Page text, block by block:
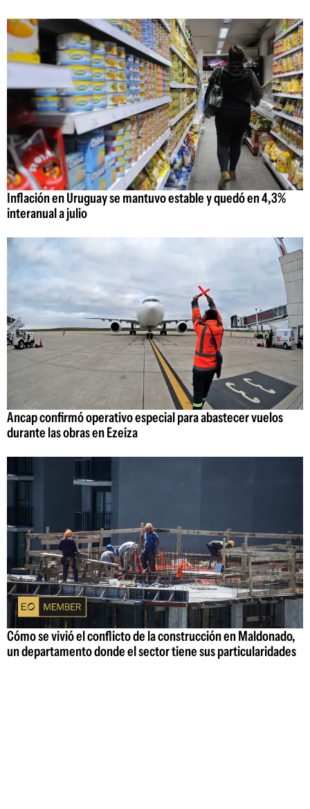
Inflación en Uruguay se mantuvo estable y quedó en 4,3%
interanual a julio
Ancap confirmó operativo especial para abastecer vuelos
durante las obras en Ezeiza
Cómo se vivió el conflicto de la construcción en Maldonado,
un departamento donde el sector tiene sus particularidades